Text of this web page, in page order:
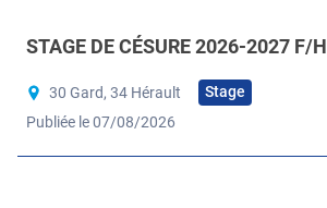
STAGE DE CÉSURE 2026-2027 F/H
30 Gard, 34 Hérault
Stage
Publiée le 07/08/2026